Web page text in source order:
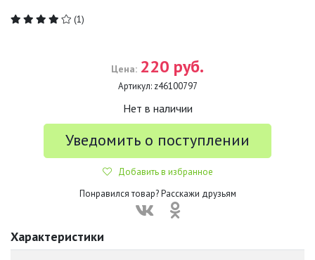
(1)
Цена: 220 руб.
Артикул: z46100797
Нет в наличии
Уведомить о поступлении
Добавить в избранное
Понравился товар? Расскажи друзьям
Характеристики